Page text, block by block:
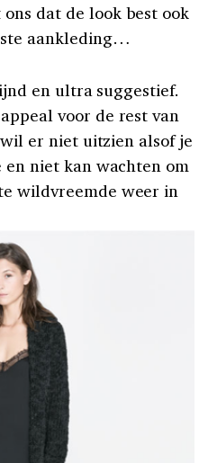
dat de look best ook
aankleding…
en ultra suggestief.
voor de rest van
er niet uitzien alsof je
niet kan wachten om
wildvreemde weer in